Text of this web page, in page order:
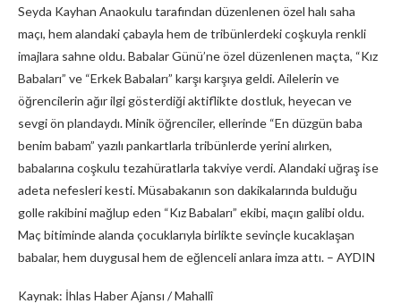
Seyda Kayhan Anaokulu tarafından düzenlenen özel halı saha
maçı, hem alandaki çabayla hem de tribünlerdeki coşkuyla renkli
imajlara sahne oldu. Babalar Günü’ne özel düzenlenen maçta, “Kız
Babaları” ve “Erkek Babaları” karşı karşıya geldi. Ailelerin ve
öğrencilerin ağır ilgi gösterdiği aktiflikte dostluk, heyecan ve
sevgi ön plandaydı. Minik öğrenciler, ellerinde “En düzgün baba
benim babam” yazılı pankartlarla tribünlerde yerini alırken,
babalarına coşkulu tezahüratlarla takviye verdi. Alandaki uğraş ise
adeta nefesleri kesti. Müsabakanın son dakikalarında bulduğu
golle rakibini mağlup eden “Kız Babaları” ekibi, maçın galibi oldu.
Maç bitiminde alanda çocuklarıyla birlikte sevinçle kucaklaşan
babalar, hem duygusal hem de eğlenceli anlara imza attı. – AYDIN
Kaynak: İhlas Haber Ajansı / Mahallî